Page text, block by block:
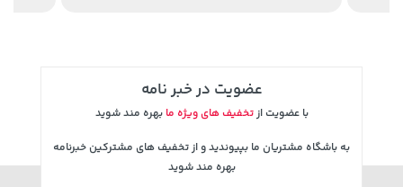
عضویت در خبر نامه
با عضویت ازتخفیف های ویژه ما بهره مند شوید
به باشگاه مشتریان ما بپیوندید و از تخفیف های مشترکین خبرنامه
بهره مند شوید